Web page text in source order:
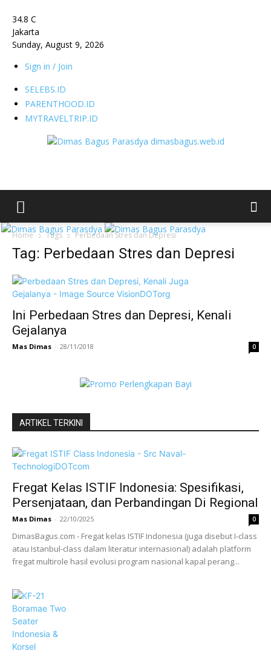
34.8 C
Jakarta
Sunday, August 9, 2026
Sign in / Join
SELEBS.ID
PARENTHOOD.ID
MYTRAVELTRIP.ID
dimasbagus.web.id
Home Tags Perbedaan Stres dan Depresi
Tag: Perbedaan Stres dan Depresi
Ini Perbedaan Stres dan Depresi, Kenali
Gejalanya
Mas Dimas - 28/11/2018 0
ARTIKEL TERKINI
Fregat Kelas ISTIF Indonesia: Spesifikasi,
Persenjataan, dan Perbandingan Di Regional
Mas Dimas - 22/10/2025 0
DimasBagus.com - Fregat kelas ISTIF Indonesia (juga disebut I-class
atau Istanbul-class dalam literatur internasional) adalah platform
fregat multirole hasil evolusi program nasional kapal perang...